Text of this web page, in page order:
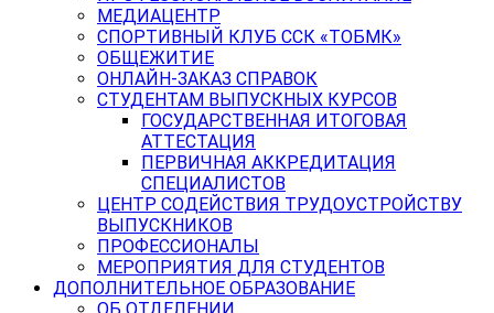
МЕДИАЦЕНТР
СПОРТИВНЫЙ КЛУБ ССК «ТОБМК»
ОБЩЕЖИТИЕ
ОНЛАЙН-ЗАКАЗ СПРАВОК
СТУДЕНТАМ ВЫПУСКНЫХ КУРСОВ
ГОСУДАРСТВЕННАЯ ИТОГОВАЯ
АТТЕСТАЦИЯ
ПЕРВИЧНАЯ АККРЕДИТАЦИЯ
СПЕЦИАЛИСТОВ
ЦЕНТР СОДЕЙСТВИЯ ТРУДОУСТРОЙСТВУ
ВЫПУСКНИКОВ
ПРОФЕССИОНАЛЫ
МЕРОПРИЯТИЯ ДЛЯ СТУДЕНТОВ
ДОПОЛНИТЕЛЬНОЕ ОБРАЗОВАНИЕ